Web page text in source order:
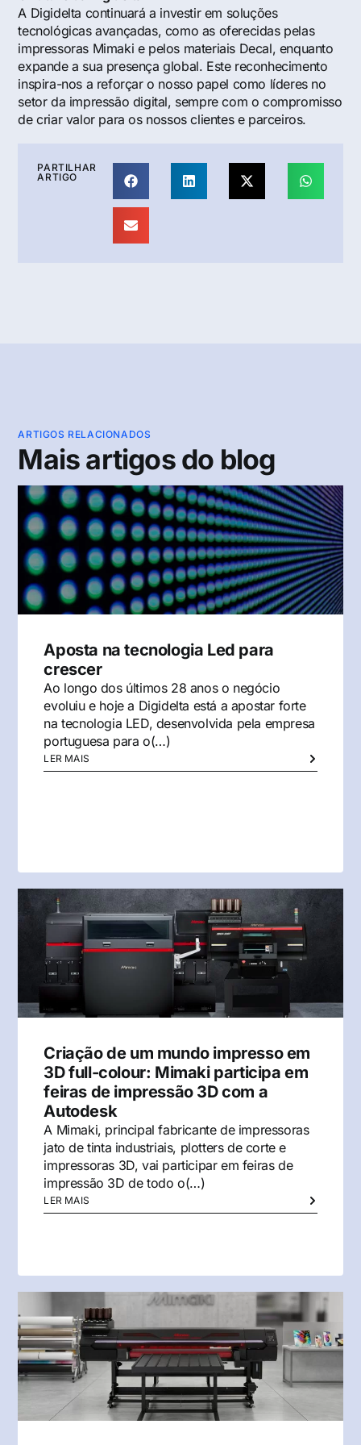
A Digidelta continuará a investir em soluções
tecnológicas avançadas, como as oferecidas pelas
impressoras Mimaki e pelos materiais Decal, enquanto
expande a sua presença global. Este reconhecimento
inspira-nos a reforçar o nosso papel como líderes no
setor da impressão digital, sempre com o compromisso
de criar valor para os nossos clientes e parceiros.
PARTILHAR
ARTIGO
ARTIGOS RELACIONADOS
Mais artigos do blog
Aposta na tecnologia Led para
crescer
Ao longo dos últimos 28 anos o negócio
evoluiu e hoje a Digidelta está a apostar forte
na tecnologia LED, desenvolvida pela empresa
portuguesa para o(…)
LER MAIS
Criação de um mundo impresso em
3D full-colour: Mimaki participa em
feiras de impressão 3D com a
Autodesk
A Mimaki, principal fabricante de impressoras
jato de tinta industriais, plotters de corte e
impressoras 3D, vai participar em feiras de
impressão 3D de todo o(…)
LER MAIS